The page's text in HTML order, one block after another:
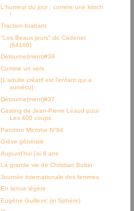
L'humeur du jour : comme une kitsch
!
Traction-brabant
"Les Beaux jours" de Cadenet
(84160)
Détourne(ment)#38
Comme un vers
[L'adulte créatif est l'enfant qui a
survécu]
Détourne(ment)#37
Casting de Jean-Pierre Léaud pour
Les 400 coups
Parution Microbe N°94
Grève générale
Aujourd'hui j'ai 8 ans
La grande vie de Christian Bobin
Journée internationale des femmes
En tenue légère
Eugène Guillevic (in Sphère)